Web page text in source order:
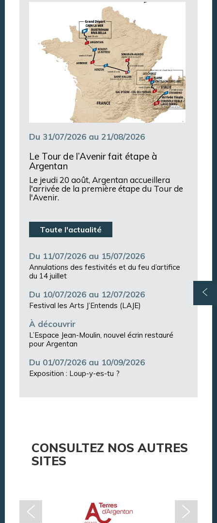
Argentan Aujourd’hui
Du 31/07/2026 au 21/08/2026
Le Tour de l’Avenir fait étape à
Argentan
Le jeudi 20 août, Argentan accueillera
l'arrivée de la première étape du Tour de
l'Avenir.
Toute l'actualité
Du 11/07/2026 au 15/07/2026
Annulations des festivités et du feu d’artifice
du 14 juillet
Du 10/07/2026 au 12/07/2026
Festival les Arts J’Entends (LAJE)
À découvrir
L’Espace Jean-Moulin, nouvel écrin restauré
pour Argentan
Du 01/07/2026 au 10/09/2026
Exposition : Loup-y-es-tu ?
CONSULTEZ NOS AUTRES
SITES